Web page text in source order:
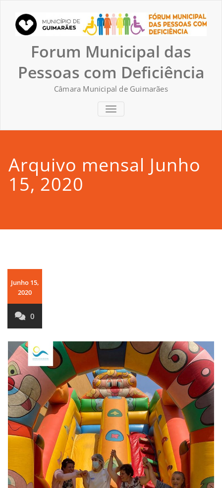
content
Forum Municipal das
Pessoas com Deficiência
Câmara Municipal de Guimarães
TOGGLE NAVIGATION
Arquivo mensal Junho
15, 2020
Junho 15,
2020
0